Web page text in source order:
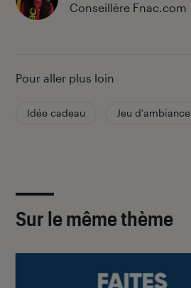
Conseillère Fnac.com
Pour aller plus loin
Idée cadeau Jeu d'ambiance
Sur le même thème